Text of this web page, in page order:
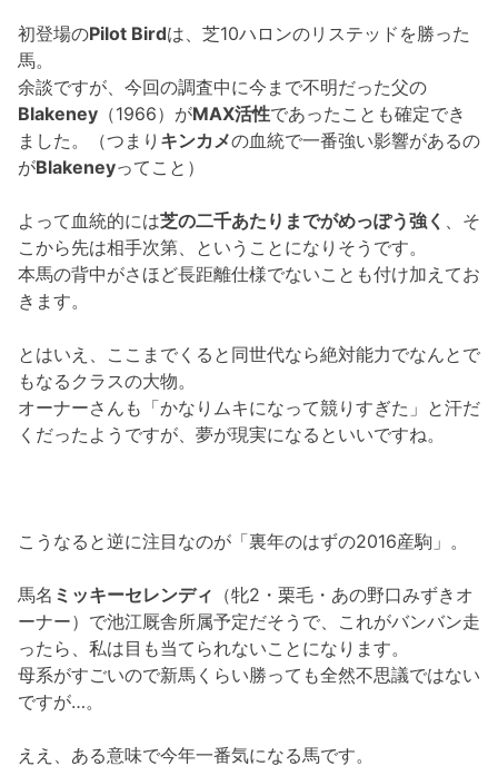
初登場のPilot Birdは、芝10ハロンのリステッドを勝った
馬。
余談ですが、今回の調査中に今まで不明だった父の
Blakeney （1966）がMAX活性であったことも確定でき
ました。（つまり キンカメの血統で一番強い影響があるの
がBlakeneyってこと）
よって血統的には芝の二千あたりまでがめっぽう強く 、そ
こから先は相手次第、ということになりそうです。
本馬の背中がさほど長距離仕様でないことも付け加えてお
きます。
とはいえ、ここまでくると同世代なら絶対能力でなんとで
もなるクラスの大物。
オーナーさんも「かなりムキになって競りすぎた」と汗だ
くだったようですが、夢が現実になるといいですね。
こうなると逆に注目なのが「裏年のはずの2016産駒」。
馬名 ミッキーセレンディ （牝2・栗毛・あの野口みずきオ
ーナー）で池江厩舎所属予定だそうで、これがバンバン走
ったら、私は目も当てられないことになります。
母系がすごいので新馬くらい勝っても全然不思議ではない
ですが…。
ええ、ある意味で今年一番気になる馬です。